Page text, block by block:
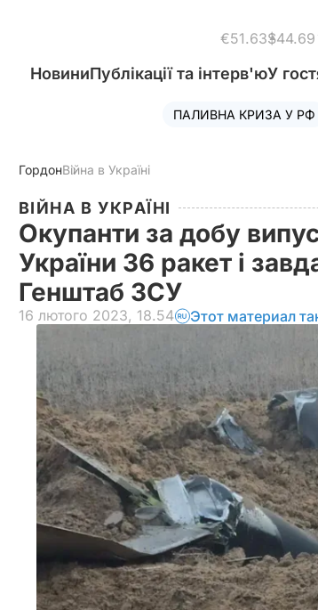
€51.63$44.69
НовиниПублікації та інтерв'юУ
ПАЛИВНА КРИЗА У РФ
ГордонВійна в Україні
ВІЙНА В УКРАЇНІ
Окупанти за добу
України 36 ракет і
Генштаб ЗСУ
16 лютого 2023, 18.54 Этот материал